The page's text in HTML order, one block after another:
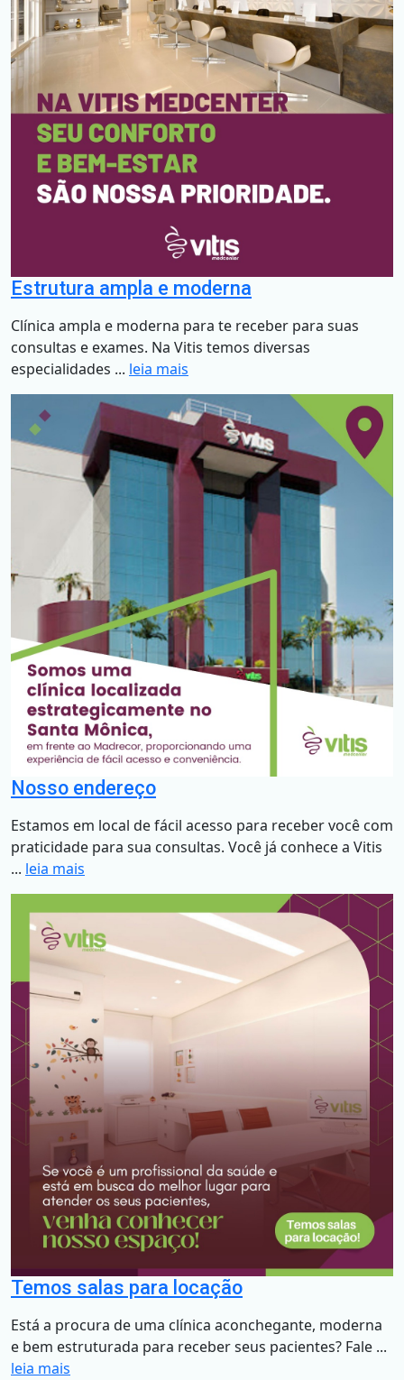
Estrutura ampla e moderna
Clínica ampla e moderna para te receber para suas
consultas e exames. Na Vitis temos diversas
especialidades ... leia mais
Nosso endereço
Estamos em local de fácil acesso para receber você com
praticidade para sua consultas. Você já conhece a Vitis
... leia mais
Temos salas para locação
Está a procura de uma clínica aconchegante, moderna
e bem estruturada para receber seus pacientes? Fale ...
leia mais